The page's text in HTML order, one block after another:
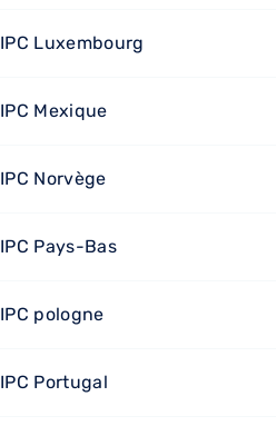
IPC Luxembourg
IPC Mexique
IPC Norvège
IPC Pays-Bas
IPC pologne
IPC Portugal